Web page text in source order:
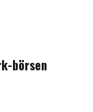
börsen